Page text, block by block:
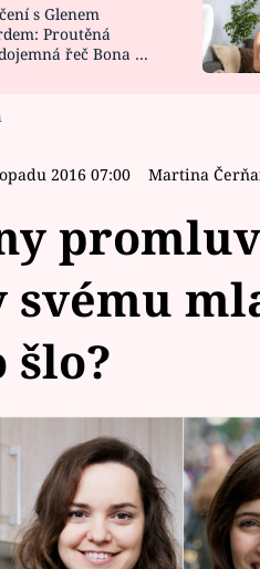
s Glenem
Proutěná
řeč Bona a
2016 07:00 Martina
šlo?